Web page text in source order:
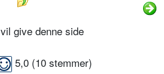
give denne side
5,0 (10 stemmer)